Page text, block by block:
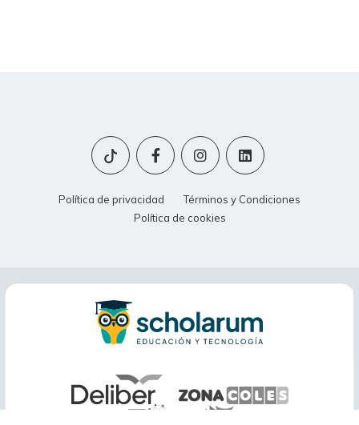
Política de privacidad
Términos y Condiciones
Política de cookies